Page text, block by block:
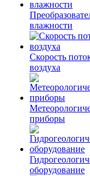
влажности
Скорость
воздуха
приборы
оборудование